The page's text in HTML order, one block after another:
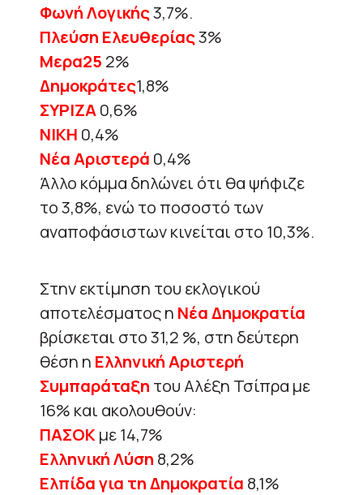
Φωνή Λογικής3,7%.
Πλεύση Ελευθερίας3%
Μερα25 2%
Δημοκράτες1,8%
ΣΥΡΙΖΑ0,6%
ΝΙΚΗ 0,4%
Νέα Αριστερά 0,4%
Άλλο κόμμα δηλώνει ότι θα ψήφιζε
το 3,8%, ενώ το ποσοστό των
αναποφάσιστων κινείται στο 10,3%.
Στην εκτίμηση του εκλογικού
αποτελέσματος η Νέα Δημοκρατία
βρίσκεται στο 31,2 %, στη δεύτερη
θέση η Ελληνική Αριστερή
Συμπαράταξη του Αλέξη Τσίπρα με
16% και ακολουθούν:
ΠΑΣΟΚμε 14,7%
Ελληνική Λύση 8,2%
Ελπίδα για τη Δημοκρατία 8,1%